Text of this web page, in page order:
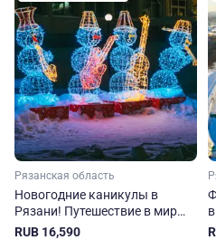
Рязанская область
Новогодние каникулы в
Рязани! Путешествие в мир
поэзии и леденцов
RUB 16,590